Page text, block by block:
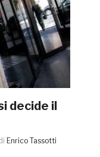
decide il
Enrico Tassotti